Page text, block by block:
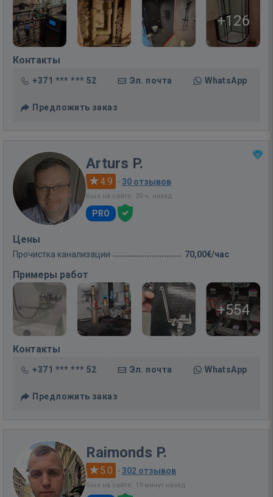
+126
Контакты
+371 *** *** 52 Эл. почта WhatsApp
Предложить заказ
Arturs P.
4.9 · 30 отзывов
Был на сайте: 20 ч. назад
PRO
Цены
Прочистка канализации 70,00€/час
Примеры работ
+554
Контакты
+371 *** *** 52 Эл. почта WhatsApp
Предложить заказ
Raimonds P.
5.0 · 302 отзывов
Был на сайте: 19 минут назад